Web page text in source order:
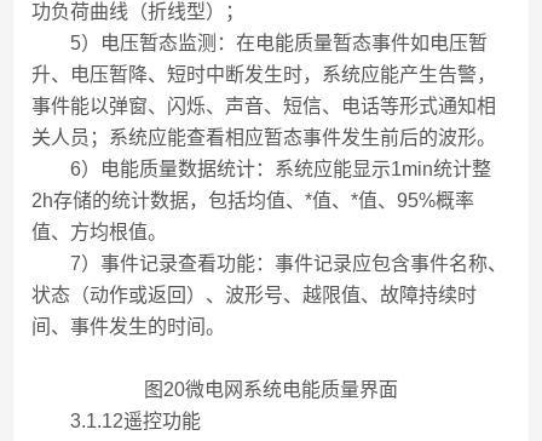
功负荷曲线（折线型）；
5）电压暂态监测：在电能质量暂态事件如电压暂
升、电压暂降、短时中断发生时，系统应能产生告警，
事件能以弹窗、闪烁、声音、短信、电话等形式通知相
关人员；系统应能查看相应暂态事件发生前后的波形。
6）电能质量数据统计：系统应能显示1min统计整
2h存储的统计数据，包括均值、*值、*值、95%概率
值、方均根值。
7）事件记录查看功能：事件记录应包含事件名称、
状态（动作或返回）、波形号、越限值、故障持续时
间、事件发生的时间。
图20微电网系统电能质量界面
3.1.12遥控功能